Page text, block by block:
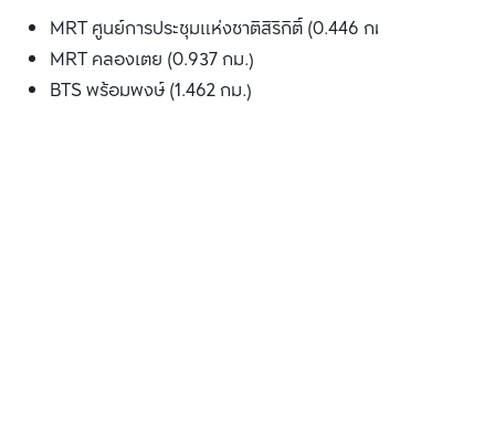
MRT ศูนย์การประชุมแห่งชาติสิริกิติ์ (0.446 กม.)
MRT คลองเตย (0.937 กม.)
BTS พร้อมพงษ์ (1.462 กม.)